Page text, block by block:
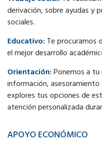
derivación, sobre ayudas y
sociales.
Educativo: Te procuramos
el mejor desarrollo
Orientación:Ponemos a
información,
explores tus opciones de
atención personalizada
APOYO ECONÓMICO